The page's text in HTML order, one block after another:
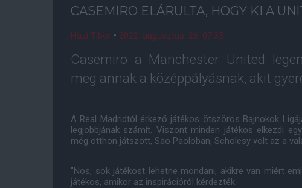
CASEMIRO ELÁRULTA, HOGY KI A
Házi Tibor • 2022. augusztus. 26. 07:35
Casemiro a Manchester United
meg annak a középpályásnak, akit
A Real Madridtól érkező játékos ötszörös Bajnokok
legjobbjának számít. Viszont minden játékos elkezdi
még otthon játszott, Sao Paoloban, Scholesy volt az a
"Nos, sok játékost lehetne mondani, akikre van miért
játékos, amikor az inspirációról kérdezték.